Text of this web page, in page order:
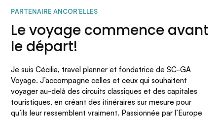
PARTENAIRE ANCOR’ELLES
Le voyage commence avant
le départ!
Je suis Cécilia, travel planner et fondatrice de SC-GA
Voyage. J’accompagne celles et ceux qui souhaitent
voyager au-delà des circuits classiques et des capitales
touristiques, en créant des itinéraires sur mesure pour
qu’ils leur ressemblent vraiment. Passionnée par l’Europe